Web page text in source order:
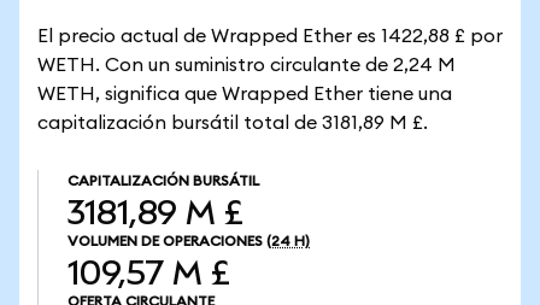
El precio actual de Wrapped Ether es 1422,88 £ por
WETH. Con un suministro circulante de 2,24 M
WETH, significa que Wrapped Ether tiene una
capitalización bursátil total de 3181,89 M £.
CAPITALIZACIÓN BURSÁTIL
3181,89 M £
VOLUMEN DE OPERACIONES (24 H)
109,57 M £
OFERTA CIRCULANTE